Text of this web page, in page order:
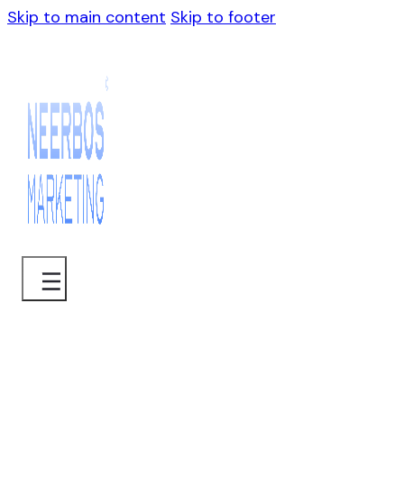
Skip to main content Skip to footer